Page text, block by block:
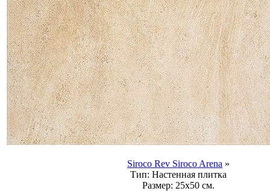
Siroco Rev Siroco Arena »
Тип: Настенная плитка
Размер: 25x50 см.